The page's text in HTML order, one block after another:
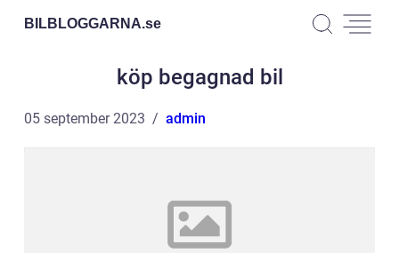
BILBLOGGARNA.se
köp begagnad bil
05 september 2023 admin